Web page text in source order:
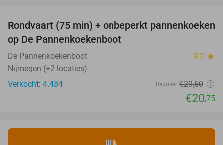
30%
Rondvaart (75 min) + onbeperkt pannenkoeken
op De Pannenkoekenboot
De Pannenkoekenboot 9.2 star
Nijmegen (+2 locaties)
Verkocht: 4.434
Regulier €29,50
€20,75